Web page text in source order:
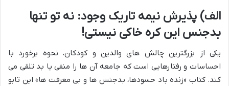
الف) پذیرش نیمه تاریک وجود: نه تو تنها
بدجنس این کره خاکی نیستی!
یکی از بزرگترین چالش های والدین و کودکان، نحوه برخورد با
احساسات و رفتارهایی است که جامعه آن ها را منفی یا بد تلقی می
کند. کتاب «زنده باد حسودها، بدجنس ها و بی معرفت ها» این تابو